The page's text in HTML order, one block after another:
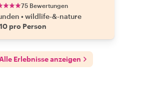
75 Bewertungen
•wildlife-&-nature
pro Person
Erlebnisse anzeigen